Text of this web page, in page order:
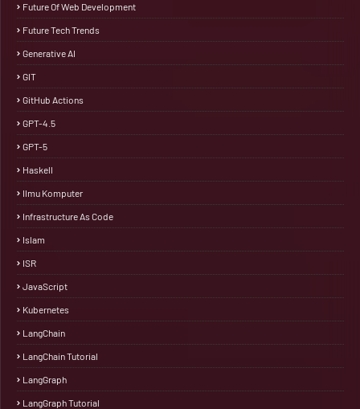
Future Of Web Development
Future Tech Trends
Generative AI
GIT
GitHub Actions
GPT-4.5
GPT-5
Haskell
Ilmu Komputer
Infrastructure As Code
Islam
ISR
JavaScript
Kubernetes
LangChain
LangChain Tutorial
LangGraph
LangGraph Tutorial